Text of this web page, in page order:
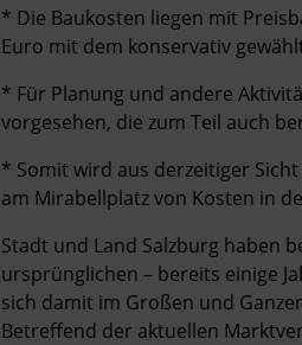
* Die Baukosten liegen mit
Euro mit dem konservativ
* Für Planung und andere
vorgesehen, die zum Teil auch
* Somit wird aus derzeitiger
am Mirabellplatz von Kosten in
Stadt und Land Salzburg haben
ursprünglichen – bereits einige
sich damit im Großen und
Betreffend der aktuellen